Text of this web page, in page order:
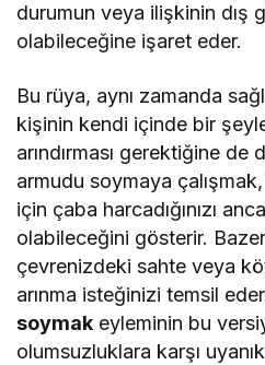
durumun veya ilişkinin dış
olabileceğine işaret eder.
Bu rüya, aynı zamanda
kişinin kendi içinde bir
arındırması gerektiğine
armudu soymaya
için çaba harcadığınızı
olabileceğini gösterir.
çevrenizdeki sahte veya
arınma isteğinizi temsil
soymak eyleminin bu
olumsuzluklara karşı